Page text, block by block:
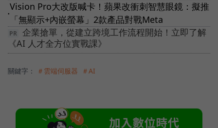
●
Vision Pro大改版喊卡！蘋果改衝刺智慧眼鏡：擬推
「無顯示+內嵌螢幕」2款產品對戰Meta
企業搶單，從建立跨境工作流程開始！立即了解
《AI 人才全方位實戰課》
關鍵字： ＃雲端伺服器 ＃AI